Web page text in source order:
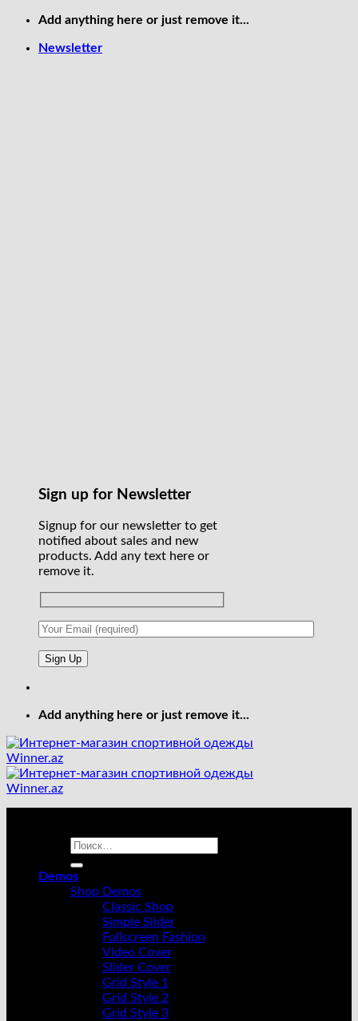
Skip
content
Add anything here or just remove it...
Newsletter
Sign up for Newsletter
Signup for our newsletter to get
notified about sales and new
products. Add any text here or
remove it.
Add anything here or just remove it...
Искать:
Demos
Shop Demos
Classic Shop
Simple Slider
Fullscreen Fashion
Video Cover
Slider Cover
Grid Style 1
Grid Style 2
Grid Style 3